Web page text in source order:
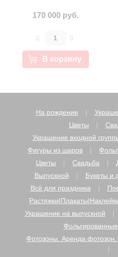
170 000 руб.
В корзину
На рождение
Цветы
Украшение входной
Фигуры из шаров
Цветы
Свадьба
Выпускной
Букеты и
Всё для праздника
Украшение на выпускной
Фотозоны. Аренда фотозон.